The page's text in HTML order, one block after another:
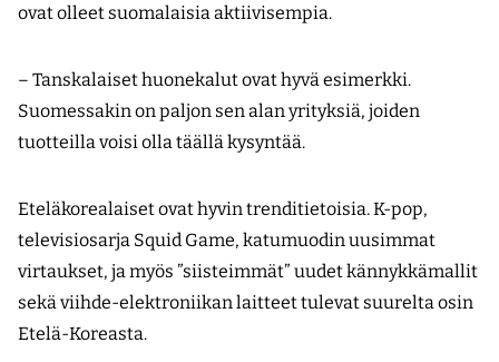
ovat olleet suomalaisia aktiivisempia.
– Tanskalaiset huonekalut ovat hyvä esimerkki.
Suomessakin on paljon sen alan yrityksiä, joiden
tuotteilla voisi olla täällä kysyntää.
Eteläkorealaiset ovat hyvin trenditietoisia. K-pop,
televisiosarja Squid Game, katumuodin uusimmat
virtaukset, ja myös ”siisteimmät” uudet kännykkämallit
sekä viihde-elektroniikan laitteet tulevat suurelta osin
Etelä-Koreasta.